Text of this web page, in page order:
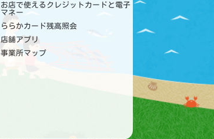
お店で使えるクレジットカードと電子
マネー
ららかカード残高照会
店舗アプリ
事業所マップ